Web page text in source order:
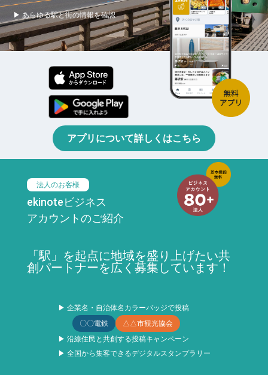
▶ あらゆる駅と街の情報を確認
アプリについて詳しくはこちら
法人のお客様
ekinoteビジネス
アカウントのご紹介
「駅」を起点に地域を盛り上げたい共
創パートナーを広く募集しています！
▶ 企業名・自治体名カラーバッジで投稿
〇〇電鉄
△△市観光協会
▶ 沿線住民と共創する投稿キャンペーン
▶ 全国から集客できるデジタルスタンプラリー